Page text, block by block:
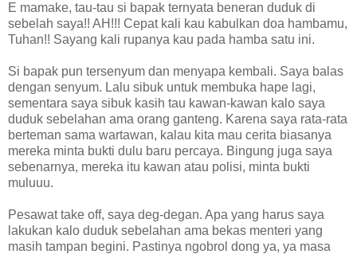
E mamake, tau-tau si bapak ternyata beneran duduk di
sebelah saya!! AH!!! Cepat kali kau kabulkan doa hambamu,
Tuhan!! Sayang kali rupanya kau pada hamba satu ini.
Si bapak pun tersenyum dan menyapa kembali. Saya balas
dengan senyum. Lalu sibuk untuk membuka hape lagi,
sementara saya sibuk kasih tau kawan-kawan kalo saya
duduk sebelahan ama orang ganteng. Karena saya rata-rata
berteman sama wartawan, kalau kita mau cerita biasanya
mereka minta bukti dulu baru percaya. Bingung juga saya
sebenarnya, mereka itu kawan atau polisi, minta bukti
muluuu.
Pesawat take off, saya deg-degan. Apa yang harus saya
lakukan kalo duduk sebelahan ama bekas menteri yang
masih tampan begini. Pastinya ngobrol dong ya, ya masa